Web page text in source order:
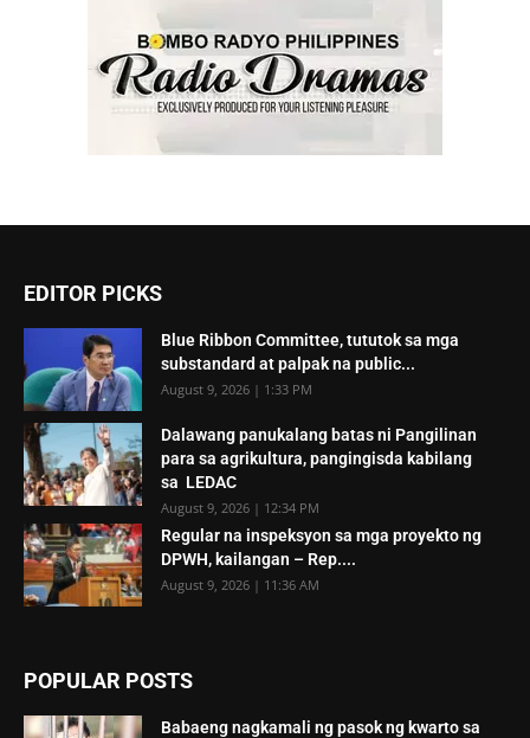
EDITOR PICKS
Blue Ribbon Committee, tututok sa mga
substandard at palpak na public...
August 9, 2026 | 1:33 PM
Dalawang panukalang batas ni Pangilinan
para sa agrikultura, pangingisda kabilang
sa LEDAC
August 9, 2026 | 12:34 PM
Regular na inspeksyon sa mga proyekto ng
DPWH, kailangan – Rep....
August 9, 2026 | 11:36 AM
POPULAR POSTS
Babaeng nagkamali ng pasok ng kwarto sa